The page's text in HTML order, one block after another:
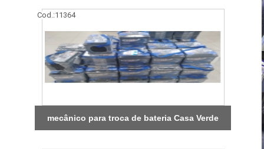
Cod.:11364
mecânico para troca de bateria Casa Verde